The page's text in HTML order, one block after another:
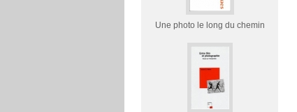
Une photo le long du chemin